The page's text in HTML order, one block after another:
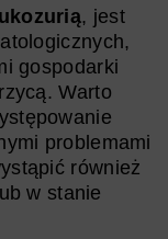
, jest
gospodarki
Warto
problemami
również
w stanie